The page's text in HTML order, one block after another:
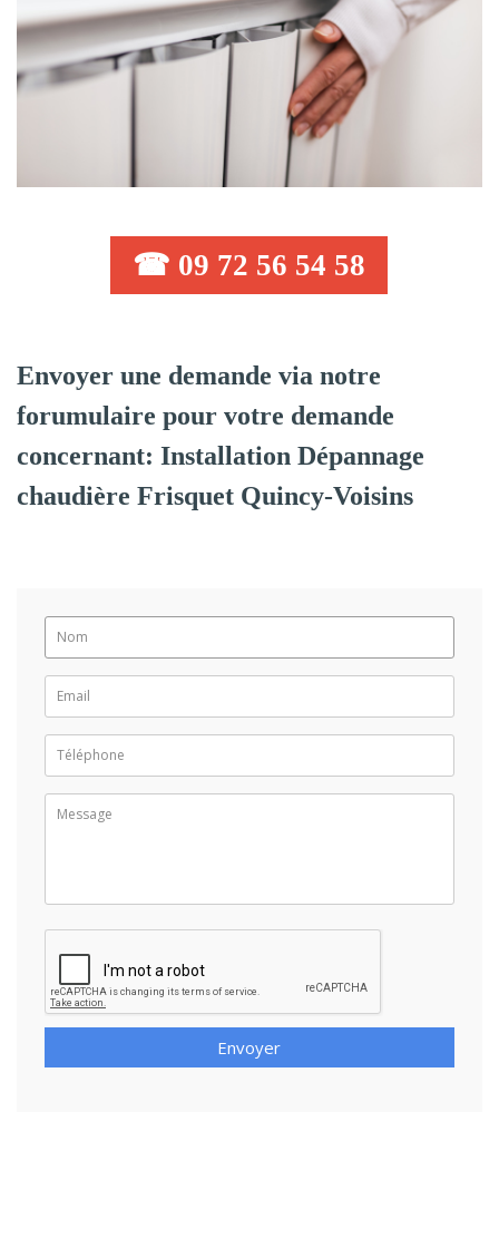
☎ 09 72 56 54 58
Envoyer une demande via notre
forumulaire pour votre demande
concernant: Installation Dépannage
chaudière Frisquet Quincy-Voisins
Envoyer